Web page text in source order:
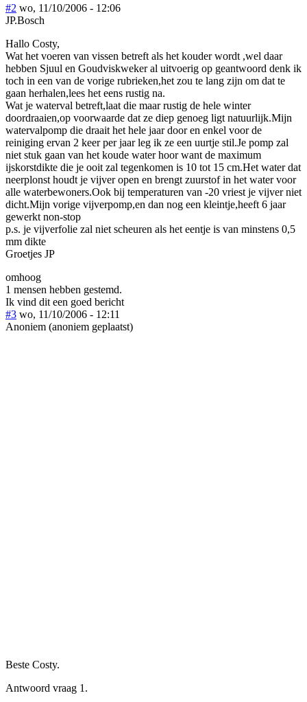
#2 wo, 11/10/2006 - 12:06
JP.Bosch
Hallo Costy,
Wat het voeren van vissen betreft als het kouder wordt ,wel daar
hebben Sjuul en Goudviskweker al uitvoerig op geantwoord denk ik
toch in een van de vorige rubrieken,het zou te lang zijn om dat te
gaan herhalen,lees het eens rustig na.
Wat je waterval betreft,laat die maar rustig de hele winter
doordraaien,op voorwaarde dat ze diep genoeg ligt natuurlijk.Mijn
watervalpomp die draait het hele jaar door en enkel voor de
reiniging ervan 2 keer per jaar leg ik ze een uurtje stil.Je pomp zal
niet stuk gaan van het koude water hoor want de maximum
ijskorstdikte die je ooit zal tegenkomen is 10 tot 15 cm.Het water dat
neerplonst houdt je vijver open en brengt zuurstof in het water voor
alle waterbewoners.Ook bij temperaturen van -20 vriest je vijver niet
dicht.Mijn vorige vijverpomp,en dan nog een kleintje,heeft 6 jaar
gewerkt non-stop
p.s. je vijverfolie zal niet scheuren als het eentje is van minstens 0,5
mm dikte
Groetjes JP
omhoog
1 mensen hebben gestemd.
Ik vind dit een goed bericht
#3 wo, 11/10/2006 - 12:11
Anoniem (anoniem geplaatst)
Beste Costy.
Antwoord vraag 1.